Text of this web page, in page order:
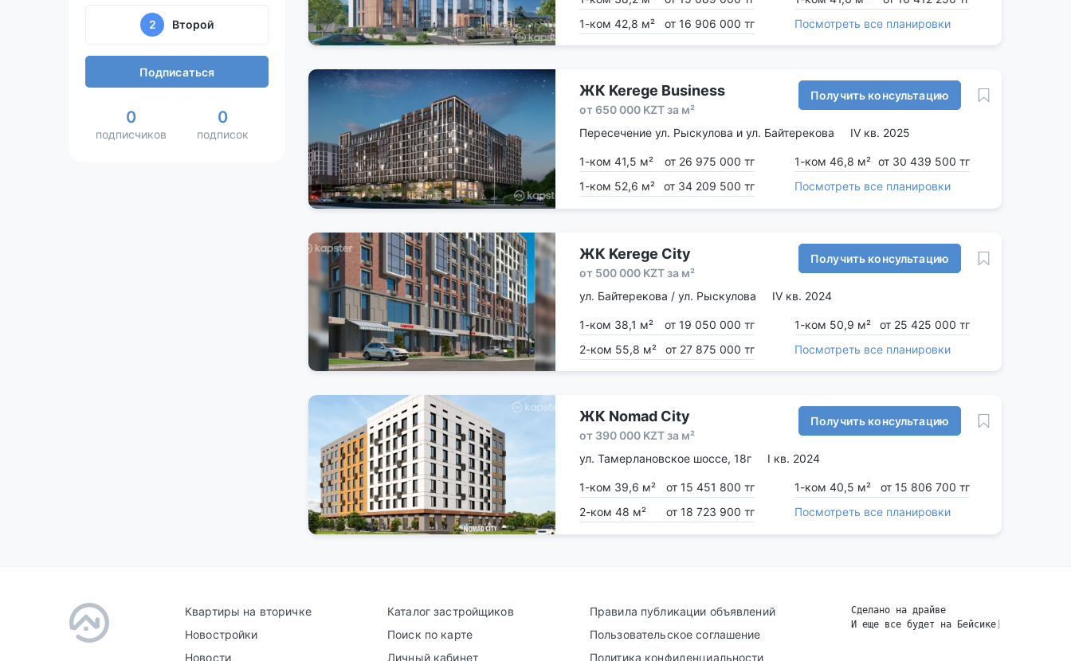
2 Второй
Подписаться
0
подписчиков
0
подписок
1-ком 42,8 м²
от 16 906 000 тг Посмотреть все планировки
ЖК Kerege Business
от 650 000 KZT за м²
Получить консультацию
Пересечение ул. Рыскулова и ул. Байтерекова IV кв. 2025
1-ком 41,5 м² от 26 975 000 тг 1-ком 46,8 м² от 30 439 500 тг
1-ком 52,6 м²
от 34 209 500 тг Посмотреть все планировки
ЖК Kerege City
от 500 000 KZT за м²
Получить консультацию
ул. Байтерекова / ул. Рыскулова IV кв. 2024
1-ком 38,1 м² от 19 050 000 тг 1-ком 50,9 м²
от 25 425 000 тг
2-ком 55,8 м²
от 27 875 000 тг Посмотреть все планировки
ЖК Nomad City
от 390 000 KZT за м²
Получить консультацию
ул. Тамерлановское шоссе, 18г I кв. 2024
1-ком 39,6 м² от 15 451 800 тг 1-ком 40,5 м²
от 15 806 700 тг
2-ком 48 м²
от 18 723 900 тг Посмотреть все планировки
Квартиры на вторичке
Новостройки
Новости
Каталог застройщиков
Поиск по карте
Личный кабинет
Правила публикации объявлений
Пользовательское соглашение
Политика конфиденциальности
Сделано на драйве
И еще все будет на Бейсике